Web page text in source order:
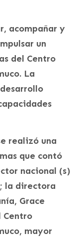
acompañar y
un
del Centro
La
realizó una
que contó
nacional (s)
la directora
Grace
Centro
mayor